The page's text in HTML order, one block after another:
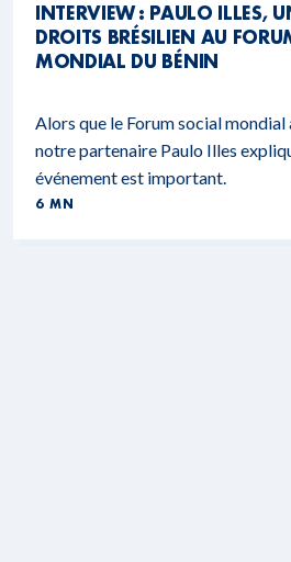
INTERVIEW : PAULO ILLES,
DROITS BRÉSILIEN AU
MONDIAL DU BÉNIN
Alors que le Forum social mondial
notre partenaire Paulo Illes
événement est important.
6 MN